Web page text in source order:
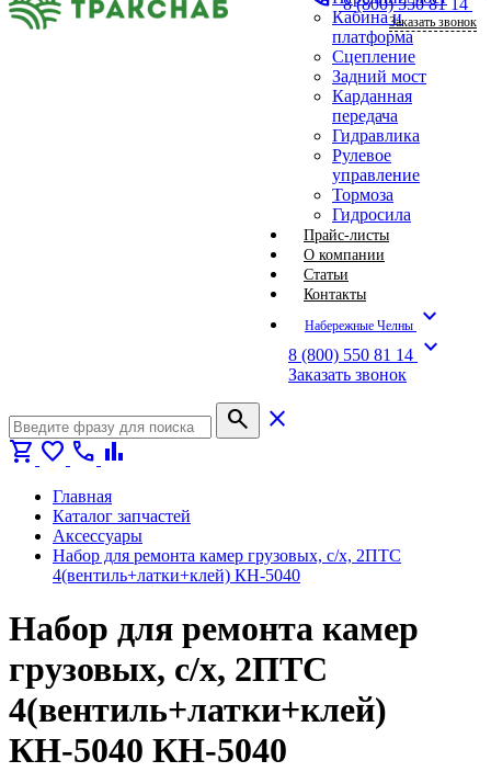
Кабина и
платформа
Сцепление
Задний мост
Карданная
передача
Гидравлика
Рулевое
управление
Тормоза
Гидросила
Прайс-листы
О компании
Статьи
Контакты
Набережные Челны expand_more
8 (800) 550 81 14 expand_more
Заказать звонок
Заказать звонок
search
close
shopping_cart favorite call bar_chart
Главная
Каталог запчастей
Аксессуары
Набор для ремонта камер грузовых, с/х, 2ПТС
4(вентиль+латки+клей) КН-5040
Набор для ремонта камер
грузовых, с/х, 2ПТС
4(вентиль+латки+клей)
КН-5040 КН-5040